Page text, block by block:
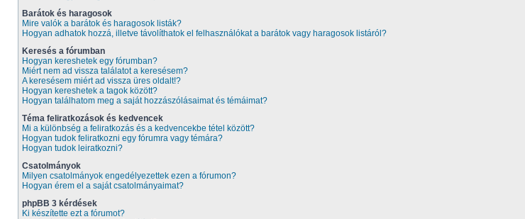
Barátok és haragosok
Mire valók a barátok és haragosok listák?
Hogyan adhatok hozzá, illetve távolíthatok el felhasználókat a barátok vagy haragosok listáról?
Keresés a fórumban
Hogyan kereshetek egy fórumban?
Miért nem ad vissza találatot a keresésem?
A keresésem miért ad vissza üres oldalt!?
Hogyan kereshetek a tagok között?
Hogyan találhatom meg a saját hozzászólásaimat és témáimat?
Téma feliratkozások és kedvencek
Mi a különbség a feliratkozás és a kedvencekbe tétel között?
Hogyan tudok feliratkozni egy fórumra vagy témára?
Hogyan tudok leiratkozni?
Csatolmányok
Milyen csatolmányok engedélyezettek ezen a fórumon?
Hogyan érem el a saját csatolmányaimat?
phpBB 3 kérdések
Ki készítette ezt a fórumot?